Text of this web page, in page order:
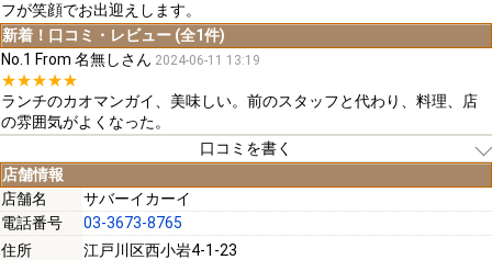
フが笑顔でお出迎えします。
新着！口コミ・レビュー (全1件)
No.1 From 名無しさん 2024-06-11 13:19
★★★★★
ランチのカオマンガイ、美味しい。前のスタッフと代わり、料理、店
の雰囲気がよくなった。
口コミを書く
[必須]
店舗情報
店舗名
サバーイカーイ
電話番号
03-3673-8765
住所
江戸川区西小岩4-1-23